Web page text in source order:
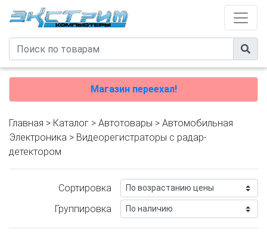
Магазин переехал!
Главная > Каталог > Автотовары > Автомобильная
Электроника > Видеорегистраторы с радар-
детектором
Сортировка
Группировка